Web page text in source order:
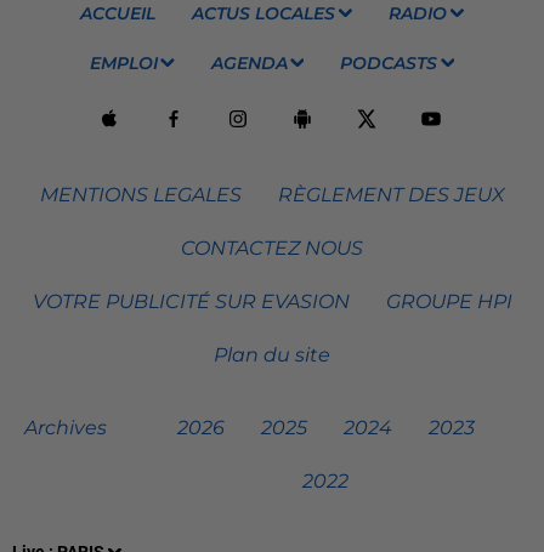
ACCUEIL ACTUS LOCALES RADIO
EMPLOI AGENDA PODCASTS
MENTIONS LEGALES RÈGLEMENT DES JEUX
CONTACTEZ NOUS
VOTRE PUBLICITÉ SUR EVASION GROUPE HPI
Plan du site
Archives 2026 2025 2024 2023
2022